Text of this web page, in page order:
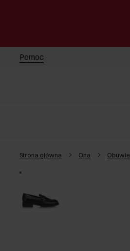
Pomoc
Strona główna Ona Obuwie